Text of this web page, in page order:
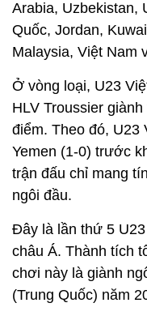
Arabia, Uzbekistan,
Quốc, Jordan,
Malaysia, Việt Nam
Ở vòng loại, U23
HLV Troussier
điểm. Theo đó, U23
Yemen (1-0) trước
trận đấu chỉ mang
ngôi đầu.
Đây là lần thứ 5
châu Á. Thành tích
chơi này là giành
(Trung Quốc) năm